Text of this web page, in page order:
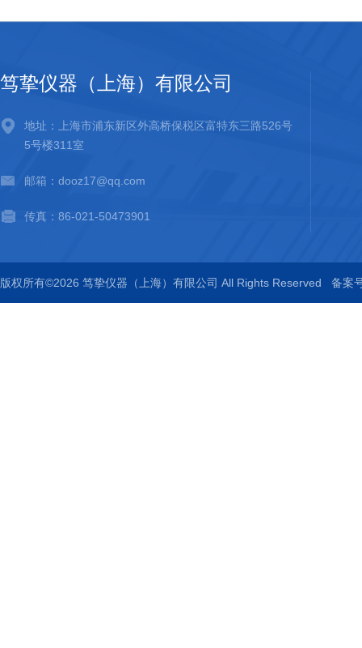
笃挚仪器（上海）有限公司
地址：上海市浦东新区外高桥保税区富特东三路526号
5号楼311室
邮箱：dooz17@qq.com
传真：86-021-50473901
版权所有©2026 笃挚仪器（上海）有限公司 All Rights Reserved 备案